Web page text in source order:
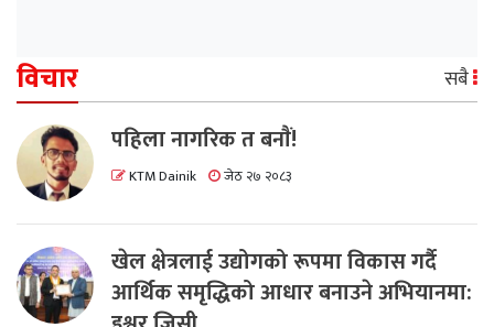
विचार सबै
पहिला नागरिक त बनाैं!
KTM Dainik जेठ २७ २०८३
खेल क्षेत्रलाई उद्योगको रूपमा विकास गर्दै
आर्थिक समृद्धिको आधार बनाउने अभियानमा: